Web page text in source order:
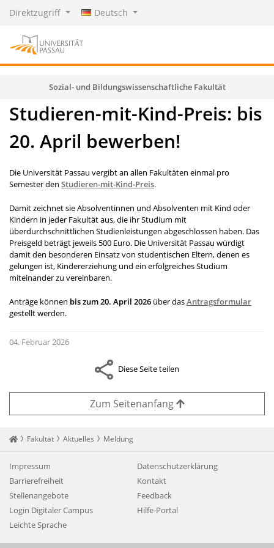
Direktzugriff Deutsch
Sozial- und Bildungswissenschaftliche Fakultät
Studieren-mit-Kind-Preis: bis
20. April bewerben!
Die Universität Passau vergibt an allen Fakultäten einmal pro
Semester den Studieren-mit-Kind-Preis.
Damit zeichnet sie Absolventinnen und Absolventen mit Kind oder
Kindern in jeder Fakultät aus, die ihr Studium mit
überdurchschnittlichen Studienleistungen abgeschlossen haben. Das
Preisgeld beträgt jeweils 500 Euro. Die Universität Passau würdigt
damit den besonderen Einsatz von studentischen Eltern, denen es
gelungen ist, Kindererziehung und ein erfolgreiches Studium
miteinander zu vereinbaren.
Anträge können bis zum 20. April 2026 über dasAntragsformular
gestellt werden.
04. Februar 2026
Diese Seite teilen
Zum Seitenanfang
Startseite
Fakultät Aktuelles Meldung
Impressum
Datenschutzerklärung
Barrierefreiheit
Kontakt
Stellenangebote
Feedback
Login Digitaler Campus
Hilfe-Portal
Leichte Sprache